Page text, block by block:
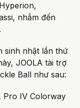
nhắm đến
sinh nhật lần thứ
JOOLA tài trợ
Ball như sau:
Pro IV Colorway